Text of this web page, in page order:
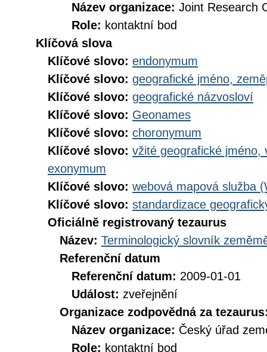
Název organizace: Joint Research
Role: kontaktní bod
Klíčová slova
Klíčové slovo: endonymum
Klíčové slovo: geografické jméno,
Klíčové slovo: geografické názvosloví
Klíčové slovo: Geonames
Klíčové slovo: choronymum
Klíčové slovo: vžité geografické jméno,
exonymum
Klíčové slovo: webová mapová služba
Klíčové slovo: standardizace
Oficiálně registrovaný tezaurus
Název: Terminologický slovník
Referenční datum
Referenční datum: 2009-01-01
Událost: zveřejnění
Organizace zodpovědná za
Název organizace: Český úřad
Role: kontaktní bod